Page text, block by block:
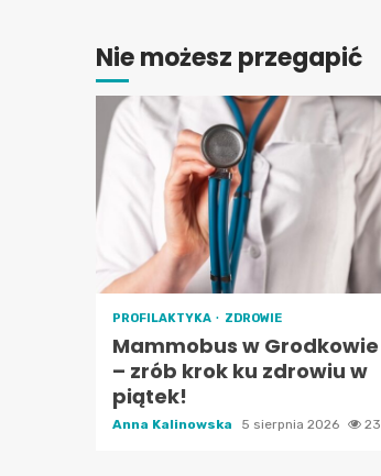
Nie możesz przegapić
PROFILAKTYKA ZDROWIE
Mammobus w Grodkowie
– zrób krok ku zdrowiu w
piątek!
Anna Kalinowska 5 sierpnia 2026 23